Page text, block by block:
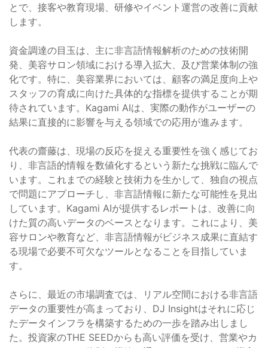
とで、接客や教育現場、研修やイベント運営の改善に貢献
します。
資金調達の目玉は、主に非言語情報解析のための技術開
発、美容サロン領域における導入拡大、及び営業体制の強
化です。特に、美容業界においては、顧客の満足度向上や
スタッフの育成に向けた具体的な指標を提供することが期
待されています。Kagami AIは、実際の動作がユーザーの
結果に直接的に影響を与える領域での応用が進みます。
代表の齋藤は、現場の反応を捉える重要性を強く感じてお
り、非言語的情報を数値化するという新たな挑戦に臨んで
います。これまでの経験と技術力を生かして、独自の視点
で問題にアプローチし、非言語情報に新たな可能性を見出
しています。Kagami AIが提供するレポートは、改善に向
けた質の高いデータのベースとなります。これにより、美
容サロンや教育など、非言語情報がビジネス成果に直結す
る現場で必要不可欠なツールとなることを目指していま
す。
さらに、最近の市場調査では、リアル空間における非言語
データの重要性が高まっており、DJ Insightはそれに応じ
たデータインフラを構築するための一歩を踏み出しまし
た。投資家のTHE SEEDからも高い評価を受け、営業やカ